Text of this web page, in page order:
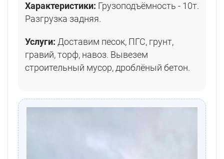
Характеристики: Грузоподъёмность - 10т.
Разгрузка задняя.
Услуги: Доставим песок, ПГС, грунт,
гравий, торф, навоз. Вывезем
строительный мусор, дроблёный бетон.